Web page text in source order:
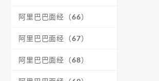
阿里巴巴面经（66）
阿里巴巴面经（67）
阿里巴巴面经（68）